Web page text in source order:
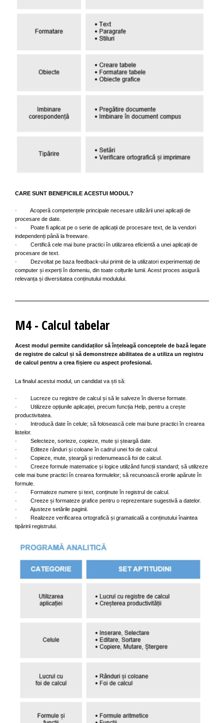
CARE SUNT BENEFICIILE ACESTUI MODUL?
· Acoperă competențele principale necesare utilizării unei aplicații de
procesare de date.
· Poate fi aplicat pe o serie de aplicații de procesare text, de la vendori
independenți până la freeware.
· Certifică cele mai bune practici în utilizarea eficientă a unei aplicații de
procesare de text.
· Dezvoltat pe baza feedback-ului primit de la utilizatori experimentați de
computer și experți în domeniu, din toate colțurile lumii. Acest proces asigură
relevanța și diversitatea conținutului modulului.
M4 - Calcul tabelar
Acest modul permite candidaților să înțeleagă conceptele de bază legate
de registre de calcul și să demonstreze abilitatea de a utiliza un registru
de calcul pentru a crea fișiere cu aspect profesional.
La finalul acestui modul, un candidat va ști să:
· Lucreze cu registre de calcul și să le salveze în diverse formate.
· Utilizeze opțiunile aplicației, precum funcția Help, pentru a crește
productivitatea.
· Introducă date în celule; să folosească cele mai bune practici în crearea
listelor.
· Selecteze, sorteze, copieze, mute și șteargă date.
· Editeze rânduri și coloane în cadrul unei foi de calcul.
· Copieze, mute, șteargă și redenumească foi de calcul.
· Creeze formule matematice și logice utilizând funcții standard; să utilizeze
cele mai bune practici în crearea formulelor; să recunoască erorile apărute în
formule.
· Formateze numere și text, conținute în registrul de calcul.
· Creeze și formateze grafice pentru o reprezentare sugestivă a datelor.
· Ajusteze setările paginii.
· Realizeze verificarea ortografică și gramaticală a conținutului înaintea
tipăririi registrului.